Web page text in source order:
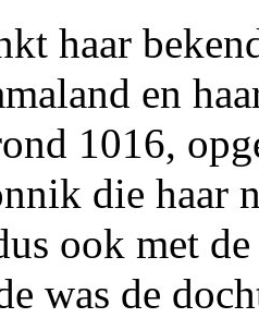
haar
en
1016,
die haar
ook met
was de